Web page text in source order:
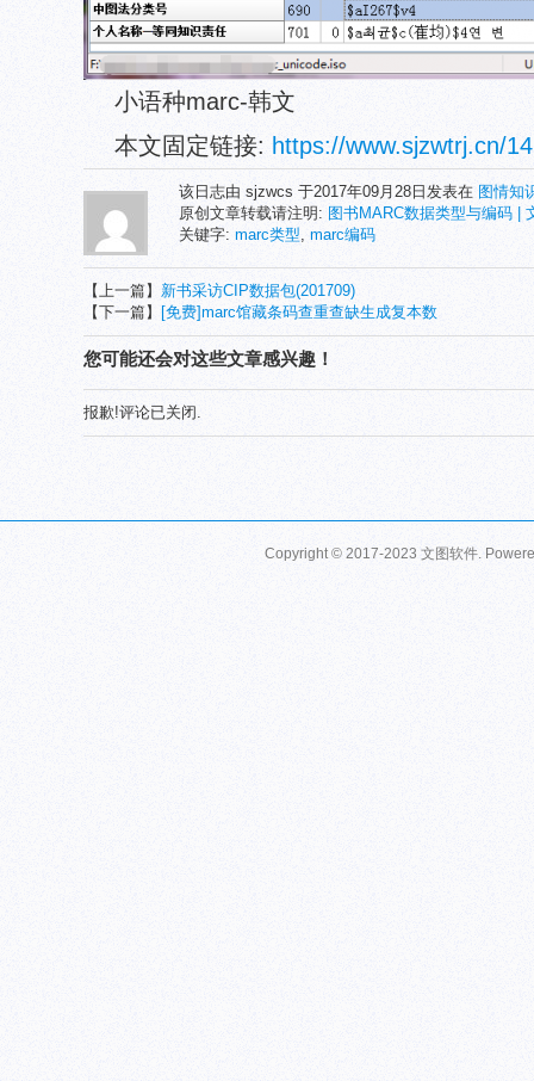
小语种marc-韩文
本文固定链接: https://www.sjzwtrj.cn/
该日志由 sjzwcs 于2017年09月28日发表在 图情知
原创文章转载请注明: 图书MARC数据类型与编码 |
关键字: marc类型, marc编码
【上一篇】 新书采访CIP数据包(201709)
【下一篇】
[免费]marc馆藏条码查重查缺生成复本数
您可能还会对这些文章感兴趣！
报歉!评论已关闭.
Copyright © 2017-2023 文图软件.